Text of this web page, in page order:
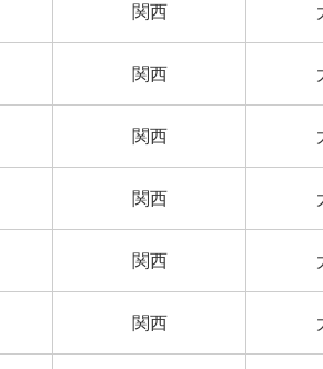
関西
関西
関西
関西
関西
関西